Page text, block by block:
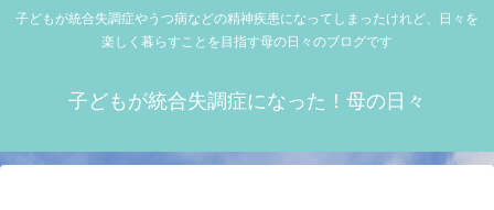
子どもが統合失調症やうつ病などの精神疾患になってしまったけれど、日々を
楽しく暮らすことを目指す母の日々のブログです
子どもが統合失調症になった！母の日々